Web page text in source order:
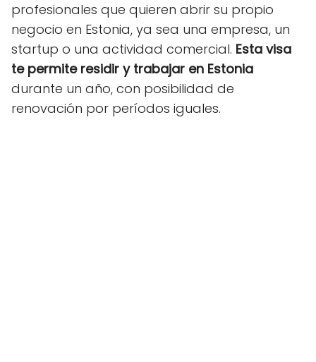
profesionales que quieren abrir su propio
negocio en Estonia, ya sea una empresa, un
startup o una actividad comercial. Esta visa
te permite residir y trabajar en Estonia
durante un año, con posibilidad de
renovación por períodos iguales.